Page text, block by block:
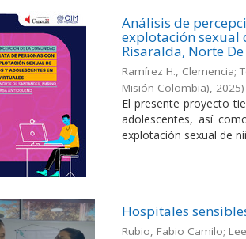
Análisis de
explotación sexual
Risaralda, Norte
Ramírez H., Clemencia;
Misión Colombia) 2025)
El presente proyecto
adolescentes, así
explotación sexual de
Hospitales
Rubio, Fabio Camilo;